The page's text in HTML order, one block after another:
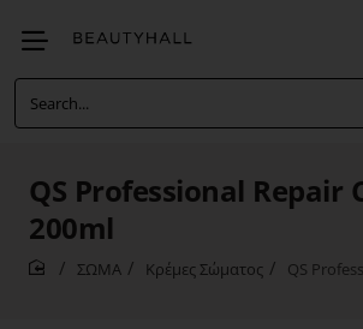
Search...
QS Professional Repair
200ml
ΣΩΜΑ Κρέμες Σώματος QS